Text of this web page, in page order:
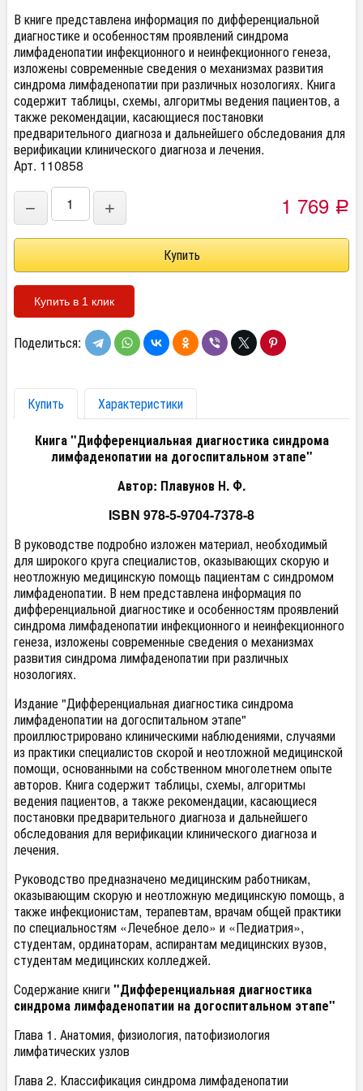
В книге представлена информация по дифференциальной
диагностике и особенностям проявлений синдрома
лимфаденопатии инфекционного и неинфекционного генеза,
изложены современные сведения о механизмах развития
синдрома лимфаденопатии при различных нозологиях. Книга
содержит таблицы, схемы, алгоритмы ведения пациентов, а
также рекомендации, касающиеся постановки
предварительного диагноза и дальнейшего обследования для
верификации клинического диагноза и лечения.
Арт. 110858
− + 1 769 Р
Купить в 1 клик
Поделиться:
Купить
Характеристики
Книга "Дифференциальная диагностика синдрома
лимфаденопатии на догоспитальном этапе"
Автор: Плавунов Н. Ф.
ISBN 978-5-9704-7378-8
В руководстве подробно изложен материал, необходимый
для широкого круга специалистов, оказывающих скорую и
неотложную медицинскую помощь пациентам с синдромом
лимфаденопатии. В нем представлена информация по
дифференциальной диагностике и особенностям проявлений
синдрома лимфаденопатии инфекционного и неинфекционного
генеза, изложены современные сведения о механизмах
развития синдрома лимфаденопатии при различных
нозологиях.
Издание "Дифференциальная диагностика синдрома
лимфаденопатии на догоспитальном этапе"
проиллюстрировано клиническими наблюдениями, случаями
из практики специалистов скорой и неотложной медицинской
помощи, основанными на собственном многолетнем опыте
авторов. Книга содержит таблицы, схемы, алгоритмы
ведения пациентов, а также рекомендации, касающиеся
постановки предварительного диагноза и дальнейшего
обследования для верификации клинического диагноза и
лечения.
Руководство предназначено медицинским работникам,
оказывающим скорую и неотложную медицинскую помощь, а
также инфекционистам, терапевтам, врачам общей практики
по специальностям «Лечебное дело» и «Педиатрия»,
студентам, ординаторам, аспирантам медицинских вузов,
студентам медицинских колледжей.
Содержание книги"Дифференциальная диагностика
синдрома лимфаденопатии на догоспитальном этапе"
Глава 1. Анатомия, физиология, патофизиология
лимфатических узлов
Глава 2. Классификация синдрома лимфаденопатии